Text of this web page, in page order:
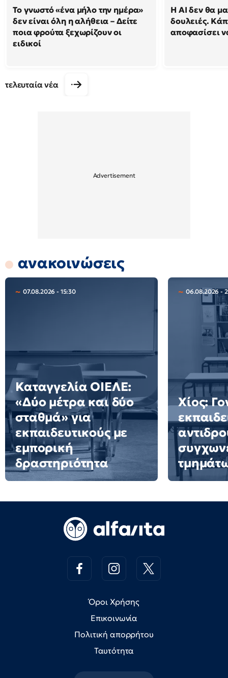
Το γνωστό «ένα μήλο την ημέρα»
δεν είναι όλη η αλήθεια – Δείτε
ποια φρούτα ξεχωρίζουν οι
ειδικοί
Η AI δεν θα
δουλειές.
αποφασίσει
τελευταία νέα
ανακοινώσεις
07.08.2026 - 15:30
Καταγγελία ΟΙΕΛΕ:
«Δύο μέτρα και δύο
σταθμά» για
εκπαιδευτικούς με
εμπορική
δραστηριότητα
06.08.2026 -
Χίος:
Όροι Χρήσης
Επικοινωνία
Πολιτική απορρήτου
Ταυτότητα